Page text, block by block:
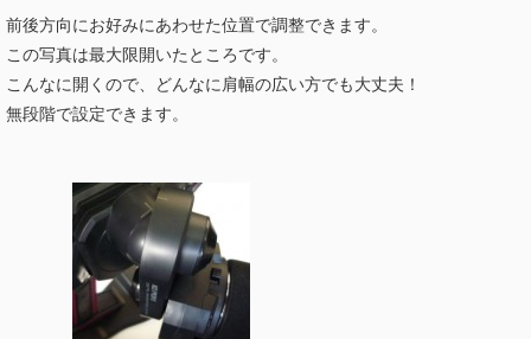
前後方向にお好みにあわせた位置で調整できます。
この写真は最大限開いたところです。
こんなに開くので、どんなに肩幅の広い方でも大丈夫！
無段階で設定できます。